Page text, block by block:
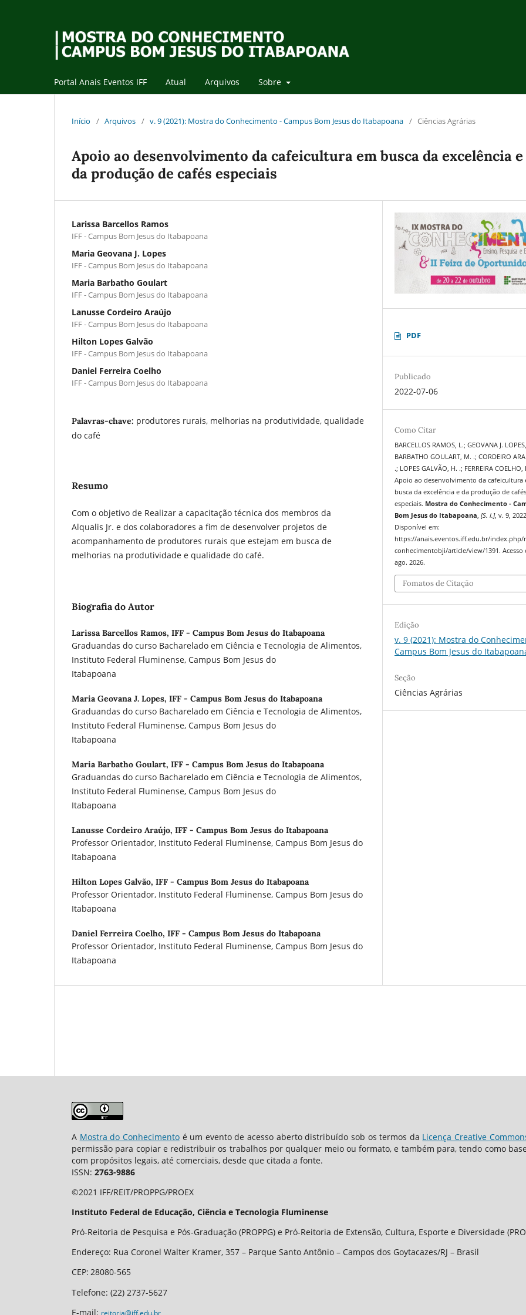
Portal Anais Eventos IFF Atual Arquivos Sobre
Início / Arquivos / v. 9 (2021): Mostra do Conhecimento - Campus Bom Jesus do Itabapoana / Ciências Agrárias
Apoio ao desenvolvimento da cafeicultura em busca da excelência e
da produção de cafés especiais
Larissa Barcellos Ramos
IFF - Campus Bom Jesus do Itabapoana
Maria Geovana J. Lopes
IFF - Campus Bom Jesus do Itabapoana
Maria Barbatho Goulart
IFF - Campus Bom Jesus do Itabapoana
Lanusse Cordeiro Araújo
IFF - Campus Bom Jesus do Itabapoana
Hilton Lopes Galvão
IFF - Campus Bom Jesus do Itabapoana
Daniel Ferreira Coelho
IFF - Campus Bom Jesus do Itabapoana
Palavras-chave: produtores rurais, melhorias na produtividade, qualidade
do café
Resumo
Com o objetivo de Realizar a capacitação técnica dos membros da
Alqualis Jr. e dos colaboradores a fim de desenvolver projetos de
acompanhamento de produtores rurais que estejam em busca de
melhorias na produtividade e qualidade do café.
Biografia do Autor
Larissa Barcellos Ramos, IFF - Campus Bom Jesus do Itabapoana
Graduandas do curso Bacharelado em Ciência e Tecnologia de Alimentos,
Instituto Federal Fluminense, Campus Bom Jesus do
Itabapoana
Maria Geovana J. Lopes, IFF - Campus Bom Jesus do Itabapoana
Graduandas do curso Bacharelado em Ciência e Tecnologia de Alimentos,
Instituto Federal Fluminense, Campus Bom Jesus do
Itabapoana
Maria Barbatho Goulart, IFF - Campus Bom Jesus do Itabapoana
Graduandas do curso Bacharelado em Ciência e Tecnologia de Alimentos,
Instituto Federal Fluminense, Campus Bom Jesus do
Itabapoana
Lanusse Cordeiro Araújo, IFF - Campus Bom Jesus do Itabapoana
Professor Orientador, Instituto Federal Fluminense, Campus Bom Jesus do
Itabapoana
Hilton Lopes Galvão, IFF - Campus Bom Jesus do Itabapoana
Professor Orientador, Instituto Federal Fluminense, Campus Bom Jesus do
Itabapoana
Daniel Ferreira Coelho, IFF - Campus Bom Jesus do Itabapoana
Professor Orientador, Instituto Federal Fluminense, Campus Bom Jesus do
Itabapoana
PDF
Publicado
2022-07-06
Como Citar
BARCELLOS RAMOS, L.; GEOVANA J.
BARBATHO GOULART, M. .; CORDEIRO
.; LOPES GALVÃO, H. .; FERREIRA COELHO,
Apoio ao desenvolvimento da cafeicultura
busca da excelência e da produção de cafés
especiais. Mostra do Conhecimento -
Bom Jesus do Itabapoana,[S. l.], v. 9,
Disponível em:
https://anais.eventos.iff.edu.br/index.php/
conhecimentobji/article/view/1391. Acesso
ago. 2026.
Fomatos de Citação
Edição
v. 9 (2021): Mostra do
Campus Bom Jesus do
Seção
Ciências Agrárias
A Mostra do Conhecimentoé um evento de acesso aberto distribuído sob os termos da Licença Creative
permissão para copiar e redistribuir os trabalhos por qualquer meio ou formato, e também para, tendo como
com propósitos legais, até comerciais, desde que citada a fonte.
ISSN: 2763-9886
©2021 IFF/REIT/PROPPG/PROEX
Instituto Federal de Educação, Ciência e Tecnologia Fluminense
Pró-Reitoria de Pesquisa e Pós-Graduação (PROPPG) e Pró-Reitoria de Extensão, Cultura, Esporte e Diversidade
Endereço: Rua Coronel Walter Kramer, 357 – Parque Santo Antônio – Campos dos Goytacazes/RJ – Brasil
CEP: 28080-565
Telefone: (22) 2737-5627
E-mail: reitoria@iff.edu.br